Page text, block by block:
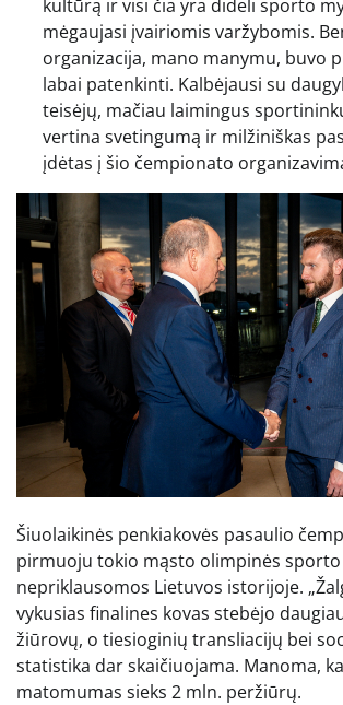
kultūrą ir visi čia yra dideli sporto
mėgaujasi įvairiomis varžybomis.
organizacija, mano manymu, buvo
labai patenkinti. Kalbėjausi su
teisėjų, mačiau laimingus
vertina svetingumą ir milžiniškas
įdėtas į šio čempionato
Šiuolaikinės penkiakovės pasaulio
pirmuoju tokio mąsto olimpinės
nepriklausomos Lietuvos istorijoje.
vykusias finalines kovas stebėjo
žiūrovų, o tiesioginių transliacijų bei
statistika dar skaičiuojama. Manoma,
matomumas sieks 2 mln. peržiūrų.